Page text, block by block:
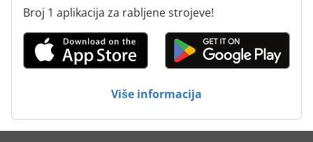
Raspon-Tisak
Sklopivi
Trgovina Oprema
Broj 1 aplikacija za rabljene strojeve!
Više informacija